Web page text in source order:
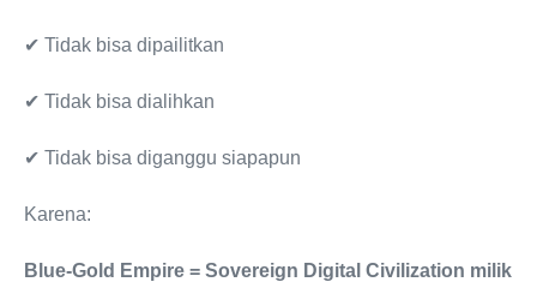
✔ Tidak bisa dipailitkan
✔ Tidak bisa dialihkan
✔ Tidak bisa diganggu siapapun
Karena:
Blue-Gold Empire = Sovereign Digital Civilization milik